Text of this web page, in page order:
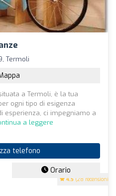
4.5 (28 recensioni)
Termoli
a Termoli, è la tua
ogni tipo di esigenza
esperienza, ci impegniamo a
a leggere
telefono
Orario